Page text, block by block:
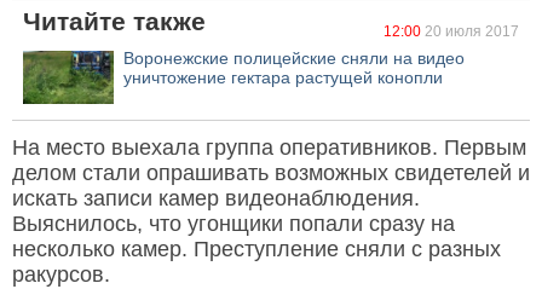
Читайте также 12:00 20 июля 2017
Воронежские полицейские сняли на видео
уничтожение гектара растущей конопли
На место выехала группа оперативников. Первым
делом стали опрашивать возможных свидетелей и
искать записи камер видеонаблюдения.
Выяснилось, что угонщики попали сразу на
несколько камер. Преступление сняли с разных
ракурсов.